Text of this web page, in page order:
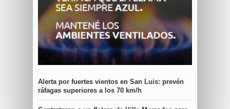
Alerta por fuertes vientos en San Luis: prevén
ráfagas superiores a los 70 km/h